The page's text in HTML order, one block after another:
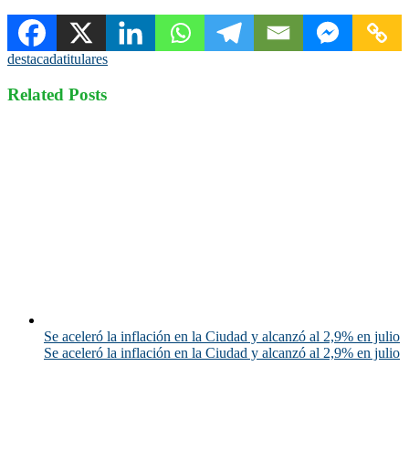
destacadatitulares
Related Posts
Se aceleró la inflación en la Ciudad y alcanzó al 2,9% en julio
Se aceleró la inflación en la Ciudad y alcanzó al 2,9% en julio